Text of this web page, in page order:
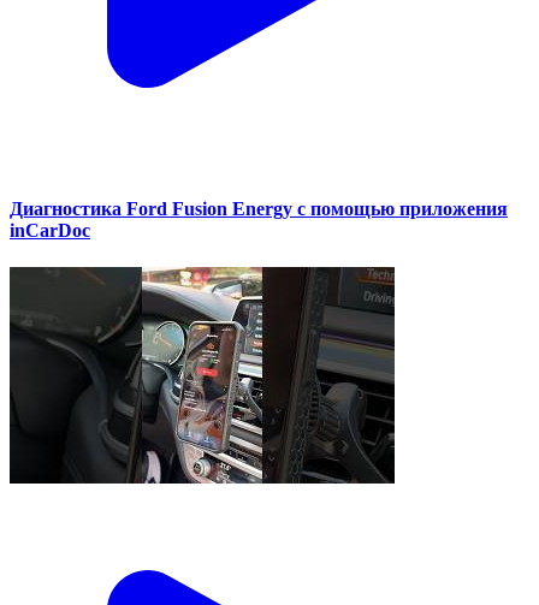
Диагностика Ford Fusion Energy с помощью приложения
inCarDoc